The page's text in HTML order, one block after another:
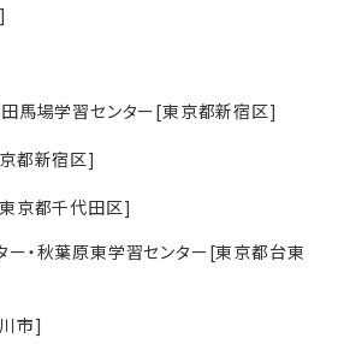
田馬場学習センター[東京都新宿区]
都新宿区]
京都千代田区]
ー・秋葉原東学習センター[東京都台東
市]